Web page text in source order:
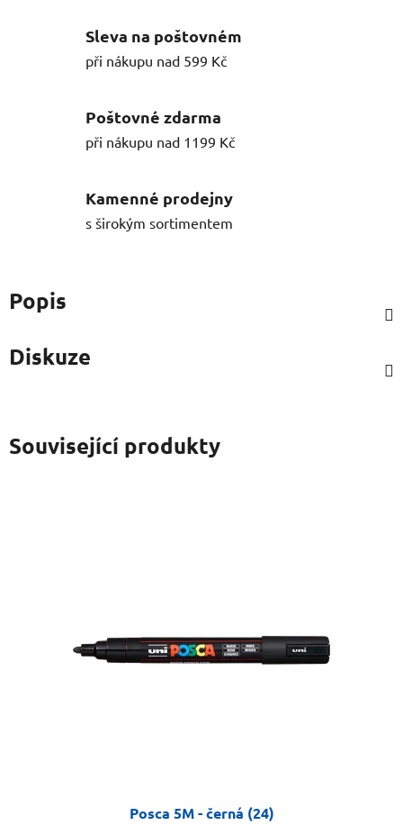
Sleva na poštovném
při nákupu nad 599 Kč
Poštovné zdarma
při nákupu nad 1199 Kč
Kamenné prodejny
s širokým sortimentem
Popis
Diskuze
Související produkty
Posca 5M - černá (24)